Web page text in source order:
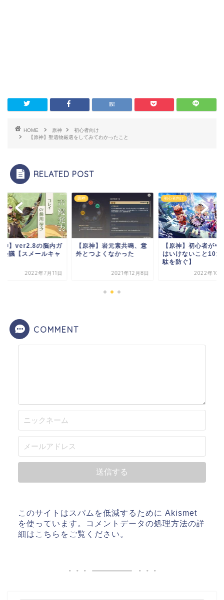
HOME 原神
初心者向け
【原神】聖遺物厳選をしてみてわかったこと
RELATED POST
神】ver2.8の脳内ガ
会議【スメールキャ
2022年7月11日
原神
【原神】岩元素共鳴、意
外とつよくなかった
2021年12月8日
初心者向け
【原神】初心者がや
はいけないこと10選
駄を防ぐ】
2022年10
COMMENT
このサイトはスパムを低減するために Akismet
を使っています。
コメントデータの処理方法の詳
細はこちらをご覧ください 。